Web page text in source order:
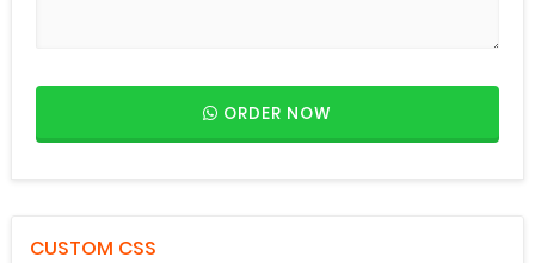
ORDER NOW
CUSTOM CSS